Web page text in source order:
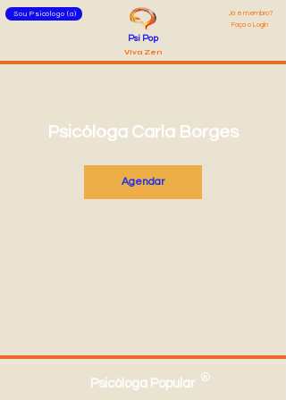
Sou Psicólogo (a)
Já é membro?
Faça o Login
Psi Pop
Viva Zen
Psicóloga Carla Borges
Agendar
Psicóloga Popular ®